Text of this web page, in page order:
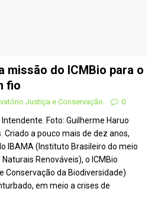
missão do ICMBio para o
fio
Justiça e Conservação 0
Foto: Guilherme Haruo
Criado a pouco mais de dez anos,
IBAMA (Instituto Brasileiro do meio
Renováveis), o ICMBio
Conservação da Biodiversidade)
em meio a crises de